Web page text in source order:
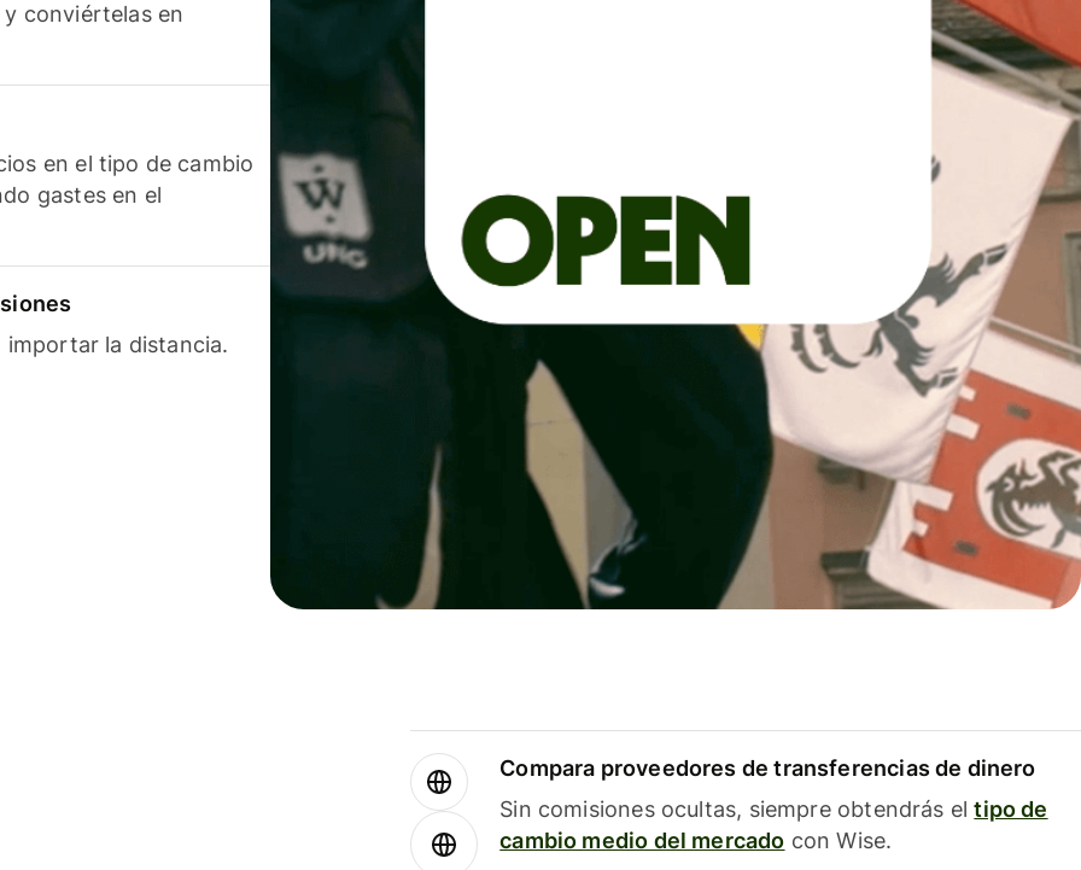
conviértelas en
en el tipo de cambio
gastes en el
importar la distancia.
Compara proveedores de transferencias de dinero
Sin comisiones ocultas, siempre obtendrás eltipo de
cambio medio del mercado con Wise.